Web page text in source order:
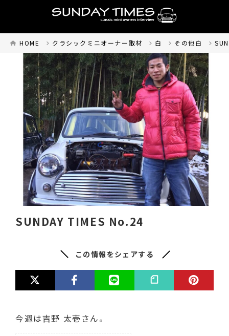
HOME クラシックミニオーナー取材 白 その他白
SUNDAY TIMES No.24
この情報をシェアする
今週は吉野 太壱さん。